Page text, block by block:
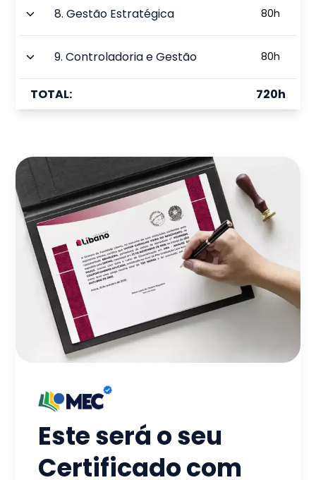
8.Gestão Estratégica 80h
9.Controladoria e Gestão 80h
TOTAL: 720h
Este será o seu
Certificado com